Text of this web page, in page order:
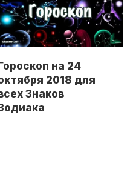
Гороскоп на 24
2018 для
Знаков